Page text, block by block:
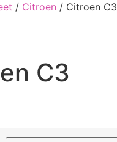
/ Citroen / Citroen C3
C3